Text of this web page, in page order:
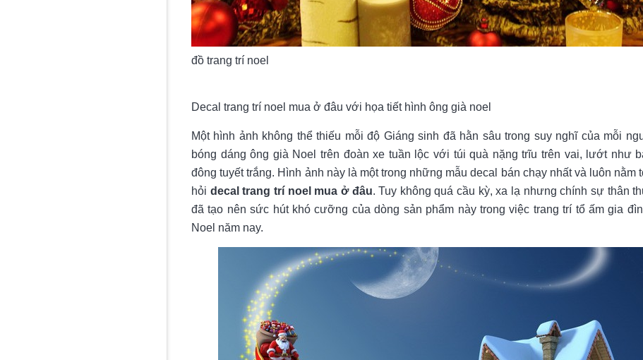
đồ trang trí noel
Decal trang trí noel mua ở đâu với họa tiết hình ông già noel
Một hình ảnh không thể thiếu mỗi độ Giáng sinh đã hằn sâu trong suy nghĩ của mỗi
bóng dáng ông già Noel trên đoàn xe tuần lộc với túi quà nặng trĩu trên vai, lướt như
đông tuyết trắng. Hình ảnh này là một trong những mẫu decal bán chạy nhất và luôn nằm
hỏi decal trang trí noel mua ở đâu. Tuy không quá cầu kỳ, xa lạ nhưng chính sự thân
đã tạo nên sức hút khó cưỡng của dòng sản phẩm này trong việc trang trí tổ ấm gia
Noel năm nay.